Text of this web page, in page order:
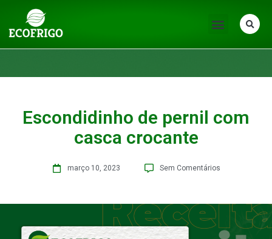
Escondidinho de pernil com
casca crocante
março 10, 2023 Sem Comentários